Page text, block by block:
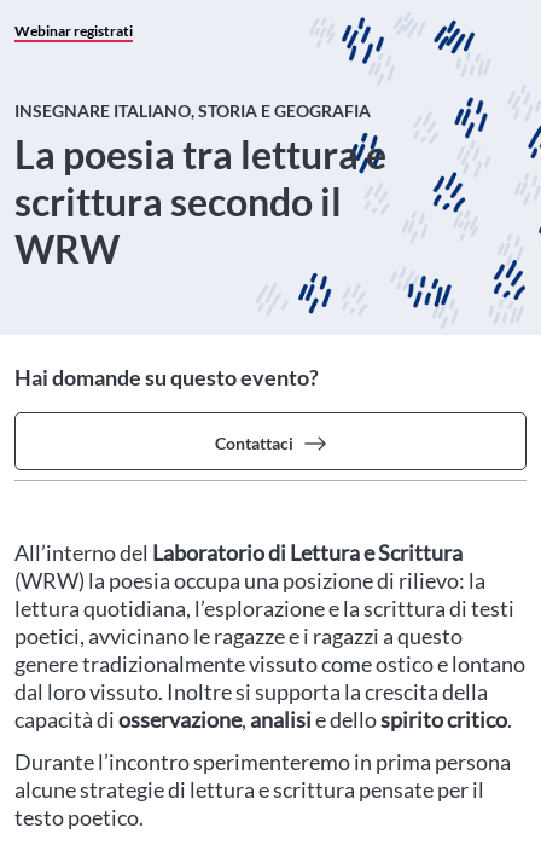
Webinar registrati
INSEGNARE ITALIANO, STORIA E GEOGRAFIA
La poesia tra lettura e
scrittura secondo il
WRW
Hai domande su questo evento?
Contattaci
All’interno del Laboratorio di Lettura e Scrittura
(WRW) la poesia occupa una posizione di rilievo: la
lettura quotidiana, l’esplorazione e la scrittura di testi
poetici, avvicinano le ragazze e i ragazzi a questo
genere tradizionalmente vissuto come ostico e lontano
dal loro vissuto. Inoltre si supporta la crescita della
capacità diosservazione,analisie dellospirito critico.
Durante l’incontro sperimenteremo in prima persona
alcune strategie di lettura e scrittura pensate per il
testo poetico.